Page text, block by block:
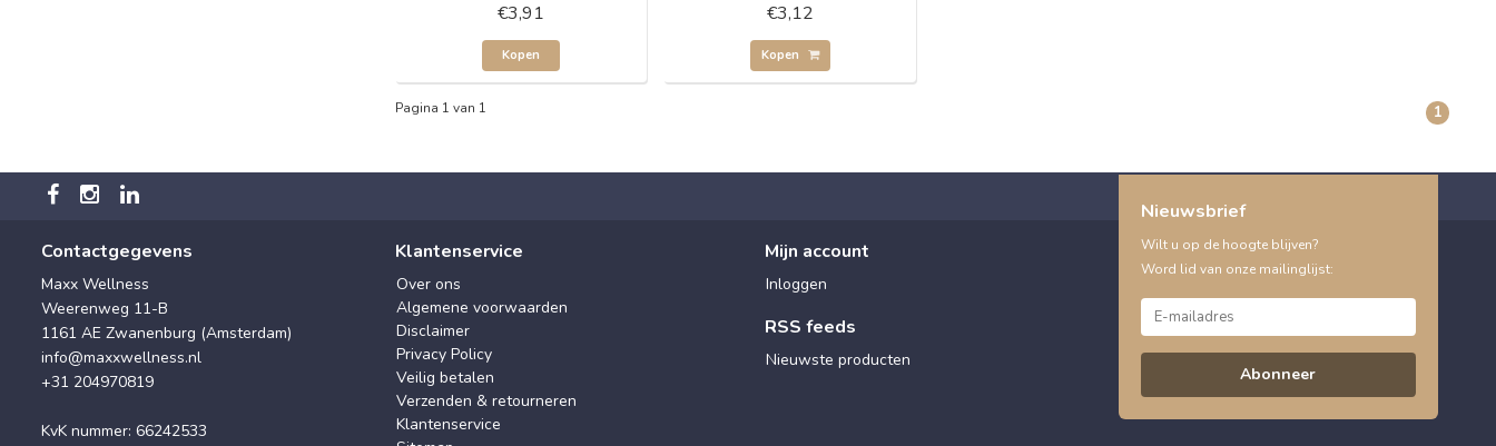
€3,91
Kopen
€3,12
Kopen
Pagina 1 van 1 1
Contactgegevens
Maxx Wellness
Weerenweg 11-B
1161 AE Zwanenburg (Amsterdam)
info@maxxwellness.nl
+31 204970819
KvK nummer: 66242533
Klantenservice
Over ons
Algemene voorwaarden
Disclaimer
Privacy Policy
Veilig betalen
Verzenden & retourneren
Klantenservice
Mijn account
Inloggen
RSS feeds
Nieuwste producten
Nieuwsbrief
Wilt u op de hoogte blijven?
Word lid van onze mailinglijst:
Abonneer